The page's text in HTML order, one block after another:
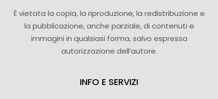
È vietata la copia, la riproduzione, la redistribuzione e
la pubblicazione, anche parziale, di contenuti e
immagini in qualsiasi forma, salvo espressa
autorizzazione dell’autore.
INFO E SERVIZI